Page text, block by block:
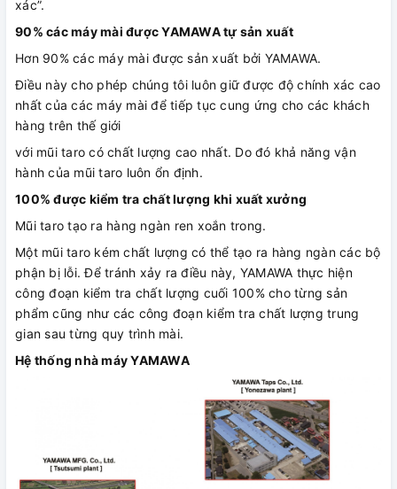
xác”.
90% các máy mài được YAMAWA tự sản xuất
Hơn 90% các máy mài được sản xuất bởi YAMAWA.
Điều này cho phép chúng tôi luôn giữ được độ chính xác cao
nhất của các máy mài để tiếp tục cung ứng cho các khách
hàng trên thế giới
với mũi taro có chất lượng cao nhất. Do đó khả năng vận
hành của mũi taro luôn ổn định.
100% được kiểm tra chất lượng khi xuất xưởng
Mũi taro tạo ra hàng ngàn ren xoắn trong.
Một mũi taro kém chất lượng có thể tạo ra hàng ngàn các bộ
phận bị lỗi. Để tránh xảy ra điều này, YAMAWA thực hiện
công đoạn kiểm tra chất lượng cuối 100% cho từng sản
phẩm cũng như các công đoạn kiểm tra chất lượng trung
gian sau từng quy trình mài.
Hệ thống nhà máy YAMAWA